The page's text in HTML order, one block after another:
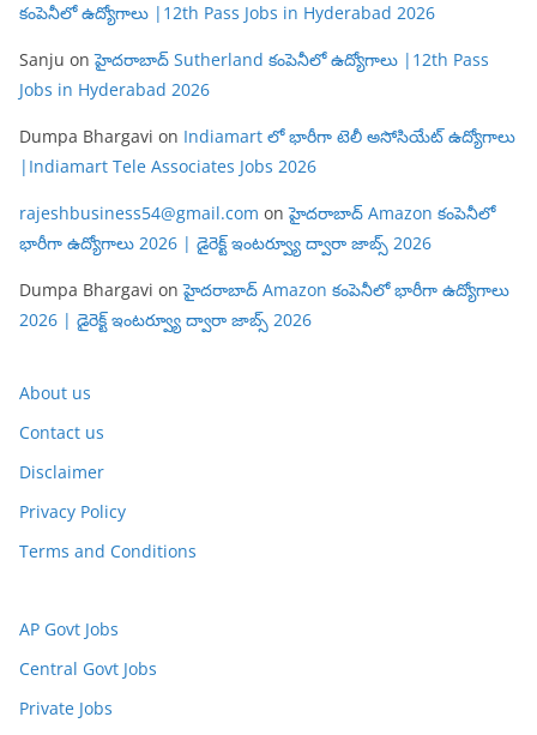
కంపెనీలో ఉద్యోగాలు |12th Pass Jobs in Hyderabad 2026
Sanju onహైదరాబాద్ Sutherland కంపెనీలో ఉద్యోగాలు |12th Pass
Jobs in Hyderabad 2026
Dumpa Bhargavi on Indiamart లో భారీగా టెలీ అసోసియేట్ ఉద్యోగాలు
|Indiamart Tele Associates Jobs 2026
rajeshbusiness54@gmail.com onహైదరాబాద్ Amazon కంపెనీలో
భారీగా ఉద్యోగాలు 2026 | డైరెక్ట్ ఇంటర్వ్యూ ద్వారా జాబ్స్ 2026
Dumpa Bhargavi onహైదరాబాద్ Amazon కంపెనీలో భారీగా ఉద్యోగాలు
2026 | డైరెక్ట్ ఇంటర్వ్యూ ద్వారా జాబ్స్ 2026
About us
Contact us
Disclaimer
Privacy Policy
Terms and Conditions
AP Govt Jobs
Central Govt Jobs
Private Jobs